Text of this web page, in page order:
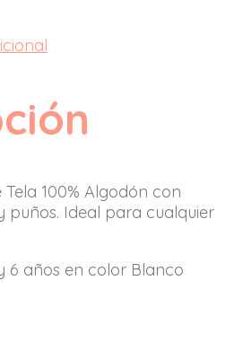
100% Algodón con
puños. Ideal para cualquier
6 años en color Blanco